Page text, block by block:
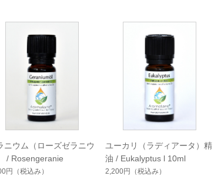
ニウム（ローズゼラニウ
/ Rosengeranie
円 （税込み）
ユーカリ（ラディアータ）精
油 / Eukalyptus l 10ml
2,200円 （税込み）